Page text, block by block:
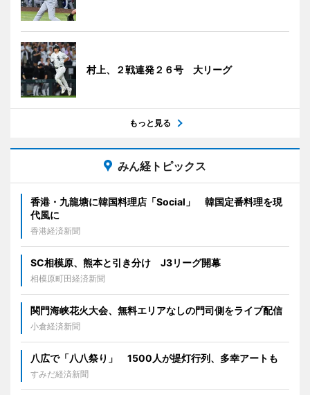
村上、２戦連発２６号 大リーグ
もっと見る
みん経トピックス
香港・九龍塘に韓国料理店「Social」 韓国定番料理を現
代風に
香港経済新聞
SC相模原、熊本と引き分け J3リーグ開幕
相模原町田経済新聞
関門海峡花火大会、無料エリアなしの門司側をライブ配信
小倉経済新聞
八広で「八八祭り」 1500人が提灯行列、多幸アートも
すみだ経済新聞